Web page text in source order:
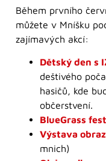
Během prvního
můžete v Mníšku
zajímavých akcí:
Dětský den s
deštivého
hasičů, kde
občerstvení.
BlueGrass
Výstava
mnich)